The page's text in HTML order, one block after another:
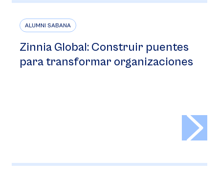
ALUMNI SABANA
Zinnia Global: Construir puentes
para transformar organizaciones